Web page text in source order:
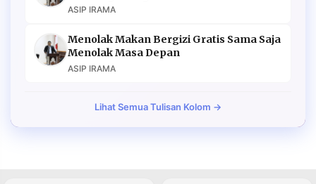
ASIP IRAMA
Menolak Makan Bergizi Gratis Sama Saja
Menolak Masa Depan
ASIP IRAMA
Lihat Semua Tulisan Kolom →